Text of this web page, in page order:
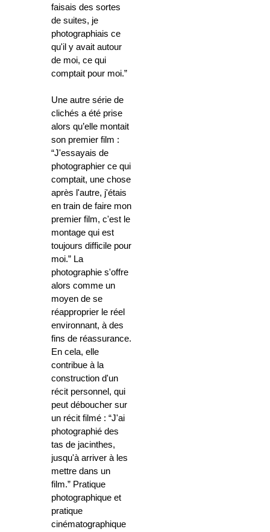
faisais des sortes
de suites, je
photographiais ce
qu'il y avait autour
de moi, ce qui
comptait pour moi.”
Une autre série de
clichés a été prise
alors qu’elle montait
son premier film :
“J'essayais de
photographier ce qui
comptait, une chose
après l'autre, j'étais
en train de faire mon
premier film, c'est le
montage qui est
toujours difficile pour
moi.” La
photographie s'offre
alors comme un
moyen de se
réapproprier le réel
environnant, à des
fins de réassurance.
En cela, elle
contribue à la
construction d'un
récit personnel, qui
peut déboucher sur
un récit filmé : “J'ai
photographié des
tas de jacinthes,
jusqu'à arriver à les
mettre dans un
film.” Pratique
photographique et
pratique
cinématographique